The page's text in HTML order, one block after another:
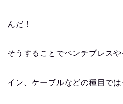
んだ！
そうすることでベンチプレス
イン、ケーブルなどの種目で